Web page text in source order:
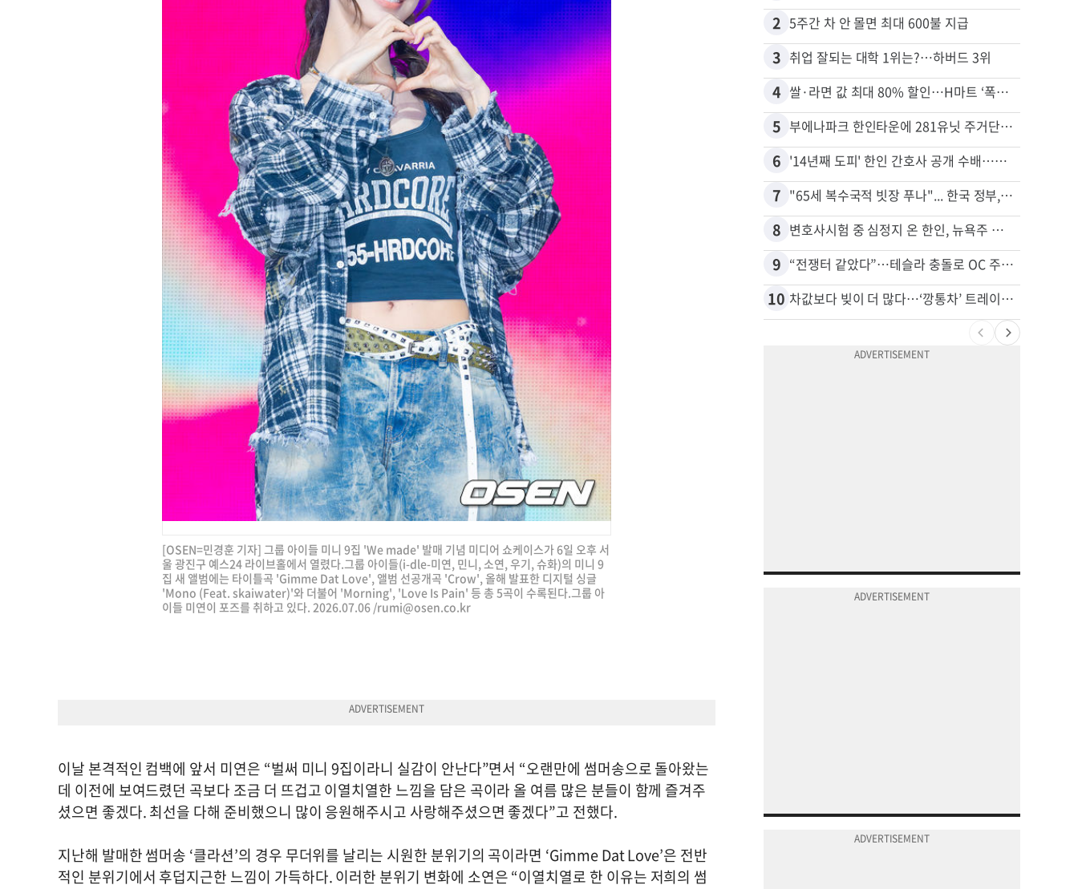
[OSEN=민경훈 기자] 그룹 아이들 미니 9집 'We made' 발매 기념 미디어 쇼케이스가 6일 오후 서
울 광진구 예스24 라이브홀에서 열렸다.그룹 아이들(i-dle-미연, 민니, 소연, 우기, 슈화)의 미니 9
집 새 앨범에는 타이틀곡 'Gimme Dat Love', 앨범 선공개곡 'Crow', 올해 발표한 디지털 싱글
'Mono (Feat. skaiwater)'와 더불어 'Morning', 'Love Is Pain' 등 총 5곡이 수록된다.그룹 아
이들 미연이 포즈를 취하고 있다. 2026.07.06 /rumi@osen.co.kr
이날 본격적인 컴백에 앞서 미연은 “벌써 미니 9집이라니 실감이 안난다”면서 “오랜만에 썸머송으로 돌아왔는
데 이전에 보여드렸던 곡보다 조금 더 뜨겁고 이열치열한 느낌을 담은 곡이라 올 여름 많은 분들이 함께 즐겨주
셨으면 좋겠다. 최선을 다해 준비했으니 많이 응원해주시고 사랑해주셨으면 좋겠다”고 전했다.
지난해 발매한 썸머송 ‘클라션’의 경우 무더위를 날리는 시원한 분위기의 곡이라면 ‘Gimme Dat Love’은 전반
적인 분위기에서 후덥지근한 느낌이 가득하다. 이러한 분위기 변화에 소연은 “이열치열로 한 이유는 저희의 썸
2 5주간 차 안 몰면 최대 600불 지급
3 취업 잘되는 대학 1위는?…하버드 3위
4 쌀·라면 값 최대 80% 할인…H마트 ‘폭탄 세일’
5 부에나파크 한인타운에 281유닛 주거단지 들어선다
6 '14년째 도피' 한인 간호사 공개 수배…메디케어 사기 유죄
7 "65세 복수국적 빗장 푸나"... 한국 정부, 연령 완화 전면 추진
8 변호사시험 중 심정지 온 한인, 뉴욕주 제소
9 “전쟁터 같았다”…테슬라 충돌로 OC 주택 4채 파손
10 차값보다 빚이 더 많다…‘깡통차’ 트레이드인 급증